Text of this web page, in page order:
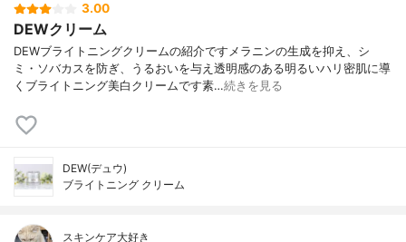
3.00
DEWクリーム
DEWブライトニングクリームの紹介ですメラニンの生成を抑え、シ
ミ・ソバカスを防ぎ、うるおいを与え透明感のある明るいハリ密肌に導
くブライトニング美白クリームです素…続きを見る
DEW(デュウ)
ブライトニング クリーム
スキンケア大好き